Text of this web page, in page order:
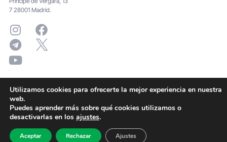
7 28001 Madrid.
Utilizamos cookies para ofrecerte la mejor experiencia en nuestra
web.
Puedes aprender más sobre qué cookies utilizamos o
desactivarlas en los ajustes.
Aceptar Rechazar Ajustes